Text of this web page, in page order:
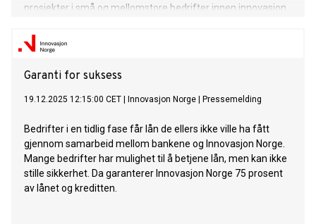
prosjekter i små og mellomstore bedrifter innen innovasjon,
betingelser.
Garanti for suksess
19.12.2025 12:15:00 CET Innovasjon Norge Pressemelding
Bedrifter i en tidlig fase får lån de ellers ikke ville ha fått
gjennom samarbeid mellom bankene og Innovasjon Norge.
Mange bedrifter har mulighet til å betjene lån, men kan ikke
stille sikkerhet. Da garanterer Innovasjon Norge 75 prosent
av lånet og kreditten.